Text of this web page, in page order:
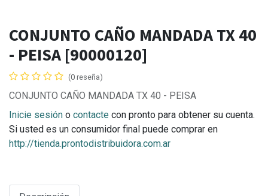
CONJUNTO CAÑO MANDADA TX 40
- PEISA [90000120]
(0 reseña)
CONJUNTO CAÑO MANDADA TX 40 - PEISA
Inicie sesión o contacte con pronto para obtener su cuenta.
Si usted es un consumidor final puede comprar en
http://tienda.prontodistribuidora.com.ar